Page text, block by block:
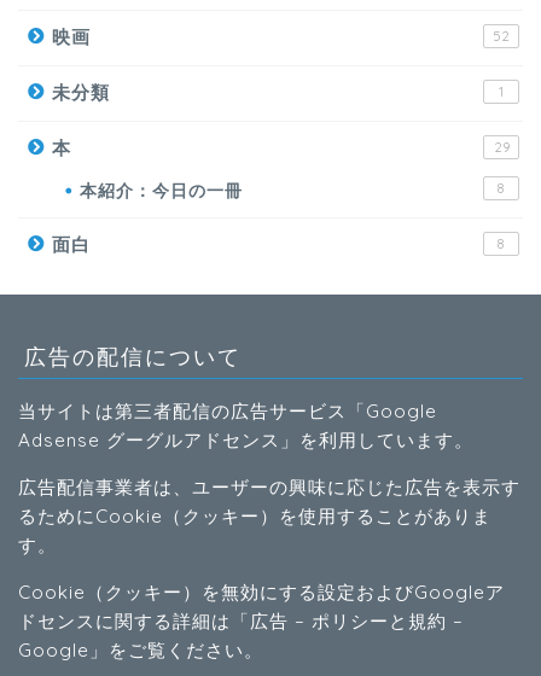
映画 52
未分類 1
本 29
本紹介：今日の一冊 8
面白 8
広告の配信について
当サイトは第三者配信の広告サービス「Google
Adsense グーグルアドセンス」を利用しています。
広告配信事業者は、ユーザーの興味に応じた広告を表示す
るためにCookie（クッキー）を使用することがありま
す。
Cookie（クッキー）を無効にする設定およびGoogleア
ドセンスに関する詳細は「広告 – ポリシーと規約 –
Google 」をご覧ください。